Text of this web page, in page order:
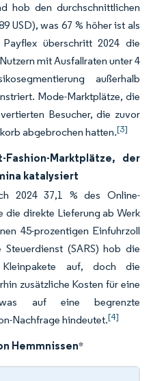
hob den durchschnittlichen
USD), was 67 % höher ist als
überschritt 2024 die
mit Ausfallraten unter 4
außerhalb
Mode-Marktplätze, die
Besucher, die zuvor
abgebrochen hatten.[3]
Marktplätze, der
katalysiert
2024 37,1 % des Online-
die direkte Lieferung ab Werk
45-prozentigen Einfuhrzoll
(SARS) hob die
Kleinpakete auf, doch die
zusätzliche Kosten für eine
was auf eine begrenzte
Nachfrage hindeutet.[4]
Hemmnissen*